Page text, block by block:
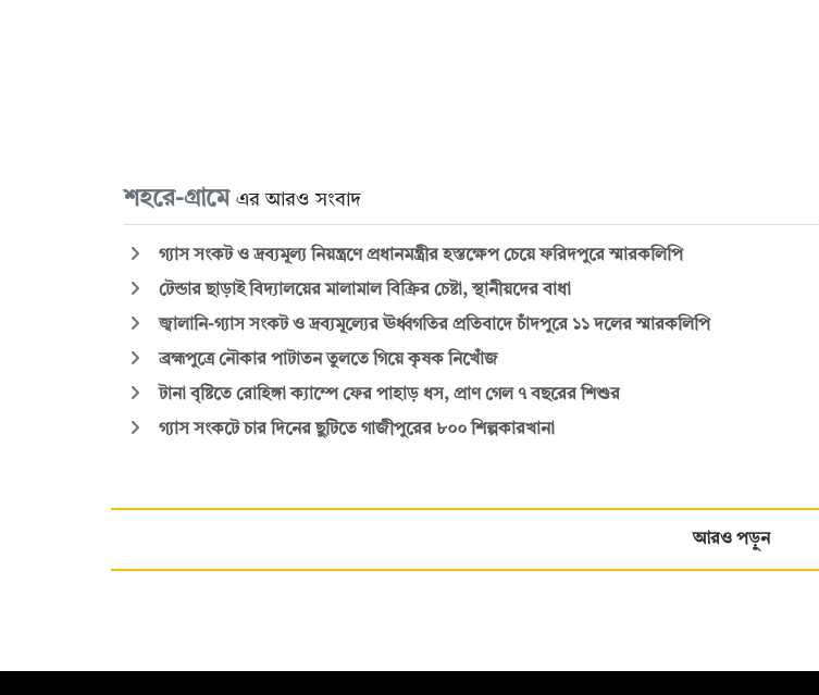
শহরে-গ্রামে এর আরও সংবাদ
গ্যাস সংকট ও দ্রব্যমূল্য নিয়ন্ত্রণে প্রধানমন্ত্রীর হস্তক্ষেপ চেয়ে ফরিদপুরে স্মারকলিপি
টেন্ডার ছাড়াই বিদ্যালয়ের মালামাল বিক্রির চেষ্টা, স্থানীয়দের বাধা
জ্বালানি-গ্যাস সংকট ও দ্রব্যমূল্যের ঊর্ধ্বগতির প্রতিবাদে চাঁদপুরে ১১ দলের স্মারকলিপি
ব্রহ্মপুত্রে নৌকার পাটাতন তুলতে গিয়ে কৃষক নিখোঁজ
টানা বৃষ্টিতে রোহিঙ্গা ক্যাম্পে ফের পাহাড় ধস, প্রাণ গেল ৭ বছরের শিশুর
গ্যাস সংকটে চার দিনের ছুটিতে গাজীপুরের ৮০০ শিল্পকারখানা
আরও পড়ুন